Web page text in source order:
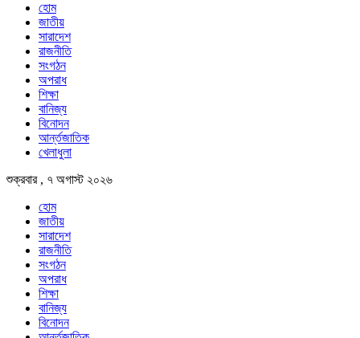
হোম
জাতীয়
সারাদেশ
রাজনীতি
সংগঠন
অপরাধ
শিক্ষা
বানিজ্য
বিনোদন
আর্ন্তজাতিক
খেলাধুলা
শুক্রবার , ৭ অগাস্ট ২০২৬
হোম
জাতীয়
সারাদেশ
রাজনীতি
সংগঠন
অপরাধ
শিক্ষা
বানিজ্য
বিনোদন